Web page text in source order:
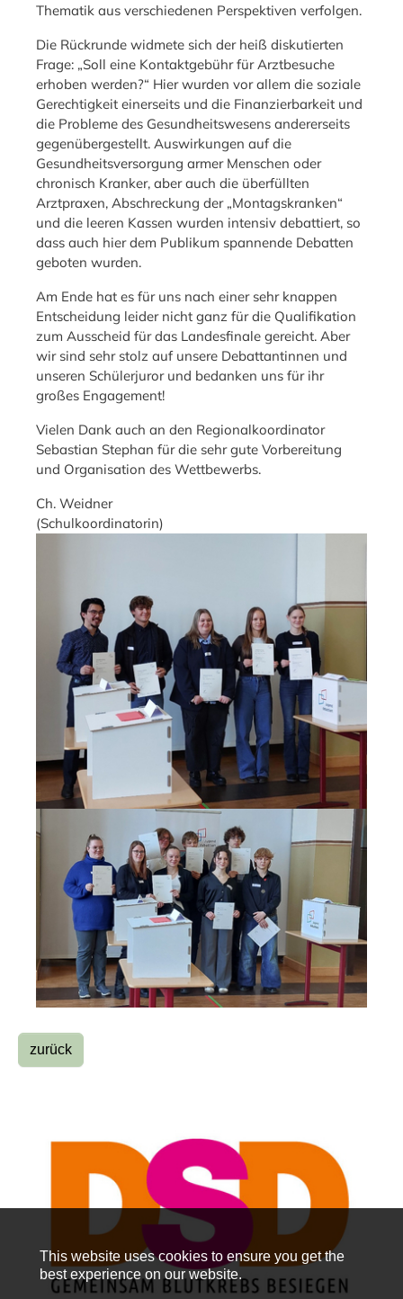
This website uses cookies to ensure you get the
best experience on our website.
Thematik aus verschiedenen Perspektiven verfolgen.
Die Rückrunde widmete sich der heiß diskutierten
Frage: „Soll eine Kontaktgebühr für Arztbesuche
erhoben werden?“ Hier wurden vor allem die soziale
Gerechtigkeit einerseits und die Finanzierbarkeit und
die Probleme des Gesundheitswesens andererseits
gegenübergestellt. Auswirkungen auf die
Gesundheitsversorgung armer Menschen oder
chronisch Kranker, aber auch die überfüllten
Arztpraxen, Abschreckung der „Montagskranken“
und die leeren Kassen wurden intensiv debattiert, so
dass auch hier dem Publikum spannende Debatten
geboten wurden.
Am Ende hat es für uns nach einer sehr knappen
Entscheidung leider nicht ganz für die Qualifikation
zum Ausscheid für das Landesfinale gereicht. Aber
wir sind sehr stolz auf unsere Debattantinnen und
unseren Schülerjuror und bedanken uns für ihr
großes Engagement!
Vielen Dank auch an den Regionalkoordinator
Sebastian Stephan für die sehr gute Vorbereitung
und Organisation des Wettbewerbs.
Ch. Weidner
(Schulkoordinatorin)
zurück